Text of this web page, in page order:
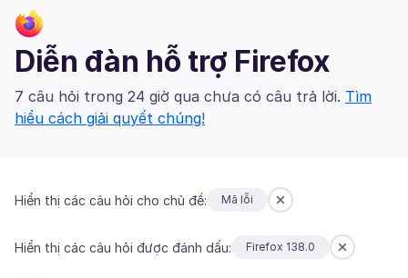
Diễn đàn hỗ trợ Firefox
7 câu hỏi trong 24 giờ qua chưa có câu trả lời. Tìm
hiểu cách giải quyết chúng!
Hiển thị các câu hỏi cho chủ đề: Mã lỗi
Hiển thị các câu hỏi được đánh dấu: Firefox 138.0